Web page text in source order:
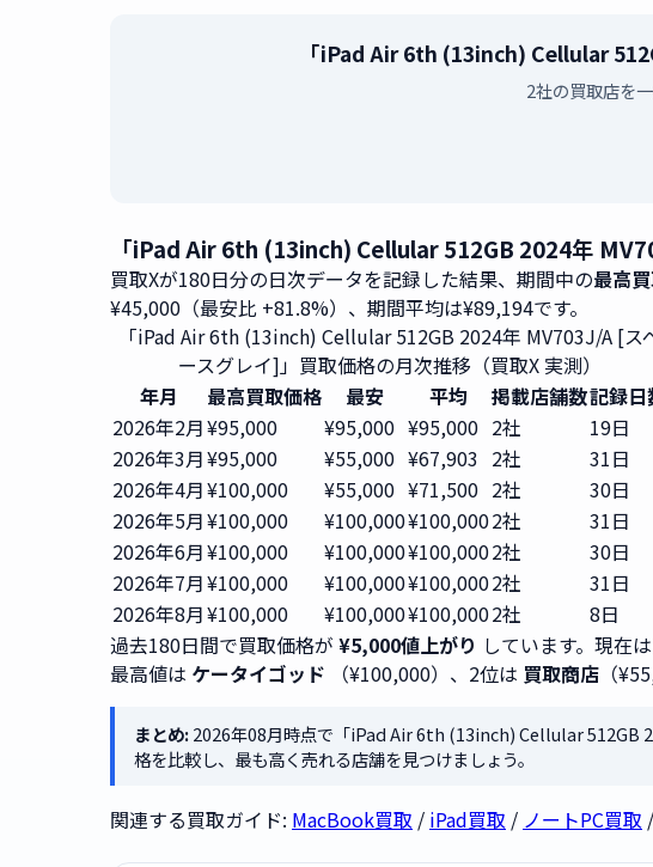
「iPad Air 6th (13inch) Cellular
2社の買取店を
「iPad Air 6th (13inch) Cellular 512GB 2024年
買取Xが180日分の日次データを記録した結果、期間中の最高
¥45,000（最安比 +81.8%）、期間平均は¥89,194です。
「iPad Air 6th (13inch) Cellular 512GB 2024年 MV703J/A [ス
ースグレイ]」買取価格の月次推移（買取X 実測）
年月
最高買取価格 最安 平均 掲載店舗数記録日
2026年2月¥95,000 ¥95,000 ¥95,000 2社
19日
2026年3月¥95,000 ¥55,000 ¥67,903 2社
31日
2026年4月¥100,000 ¥55,000 ¥71,500 2社
30日
2026年5月¥100,000 ¥100,000¥100,0002社
31日
2026年6月¥100,000 ¥100,000¥100,0002社
30日
2026年7月¥100,000 ¥100,000¥100,0002社
31日
2026年8月¥100,000 ¥100,000¥100,0002社
8日
過去180日間で買取価格が ¥5,000値上がり しています。現在
最高値は ケータイゴッド （¥100,000）、2位は 買取商店 （
まとめ:2026年08月時点で「iPad Air 6th (13inch) Cellular 512GB
格を比較し、最も高く売れる店舗を見つけましょう。
関連する買取ガイド: MacBook買取 / iPad買取 / ノートPC買取 /